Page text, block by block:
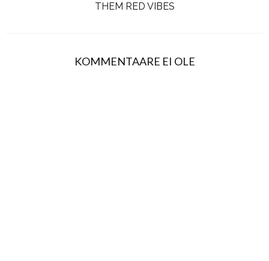
THEM RED VIBES
KOMMENTAARE EI OLE